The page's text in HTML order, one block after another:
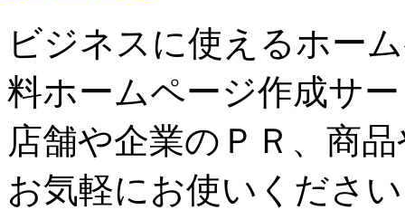
ビジネスに使えるホー
料ホームページ作成サ
店舗や企業のＰＲ、商
お気軽にお使いくださ